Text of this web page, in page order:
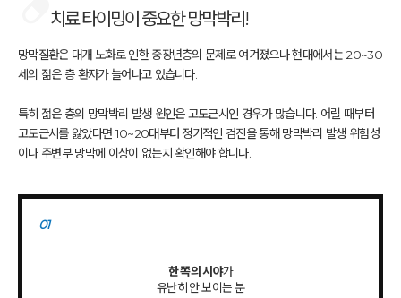
치료 타이밍이 중요한 망막박리!
망막질환은 대개 노화로 인한 중장년층의 문제로 여겨졌으나현대에서는 20~30
세의 젊은 층 환자가 늘어나고 있습니다.
특히 젊은 층의 망막박리 발생 원인은 고도근시인 경우가 많습니다. 어릴 때부터
고도근시를 앓았다면 10~20대부터 정기적인 검진을 통해 망막박리 발생 위험성
이나 주변부 망막에 이상이 없는지 확인해야 합니다.
01
한 쪽의 시야가
유난히 안 보이는 분